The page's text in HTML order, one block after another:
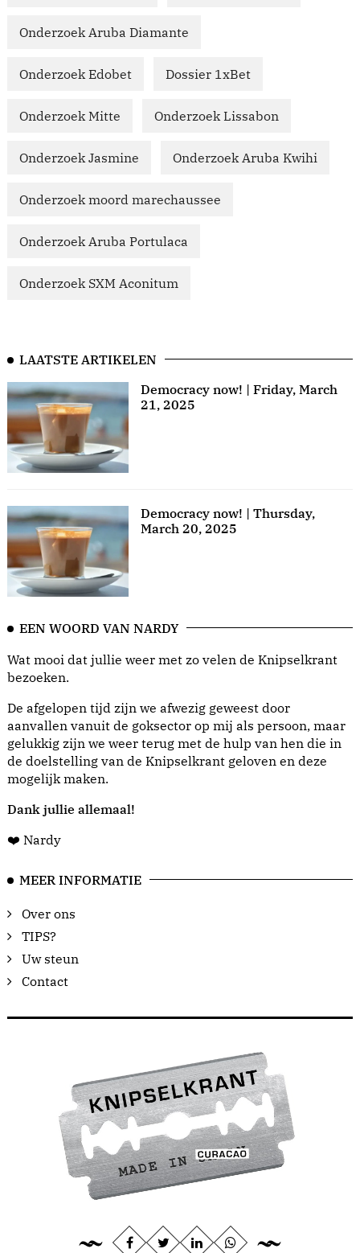
Onderzoek Aruba Diamante
Onderzoek Edobet Dossier 1xBet
Onderzoek Mitte Onderzoek Lissabon
Onderzoek Jasmine Onderzoek Aruba Kwihi
Onderzoek moord marechaussee
Onderzoek Aruba Portulaca
Onderzoek SXM Aconitum
LAATSTE ARTIKELEN
Democracy now! | Friday, March
21, 2025
Democracy now! | Thursday,
March 20, 2025
EEN WOORD VAN NARDY
Wat mooi dat jullie weer met zo velen de Knipselkrant
bezoeken.
De afgelopen tijd zijn we afwezig geweest door
aanvallen vanuit de goksector op mij als persoon, maar
gelukkig zijn we weer terug met de hulp van hen die in
de doelstelling van de Knipselkrant geloven en deze
mogelijk maken.
Dank jullie allemaal!
❤️ Nardy
MEER INFORMATIE
Over ons
TIPS?
Uw steun
Contact